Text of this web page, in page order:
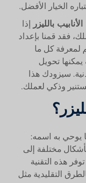
الخيار الأفضل.
بالليزر إذا
فقد قمنا بإعداد
لمعرفة كل ما
تحويل
سيزودك هذا
وذكي لعملك.
يوحي به اسمه:
مختلفة إلى
هذه التقنية
التقليدية مثل